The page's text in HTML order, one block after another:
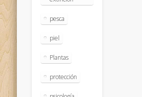
pesca
piel
Plantas
protección